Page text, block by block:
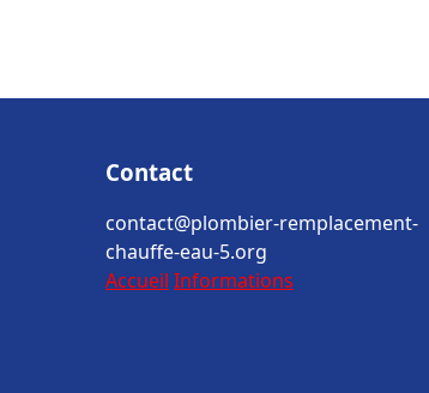
Contact
contact@plombier-remplacement-
chauffe-eau-5.org
Accueil Informations